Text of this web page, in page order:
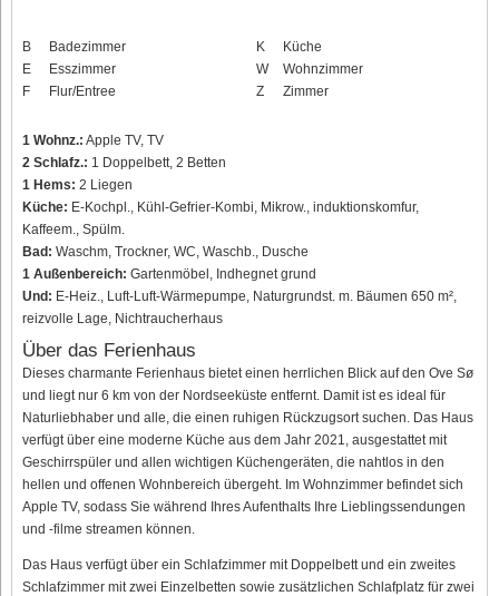
B
Badezimmer
E
Esszimmer
F
Flur/Entree
K
Küche
W
Wohnzimmer
Z
Zimmer
1 Wohnz.: Apple TV, TV
2 Schlafz.: 1 Doppelbett, 2 Betten
1 Hems: 2 Liegen
Küche: E-Kochpl., Kühl-Gefrier-Kombi, Mikrow., induktionskomfur,
Kaffeem., Spülm.
Bad: Waschm, Trockner, WC, Waschb., Dusche
1 Außenbereich: Gartenmöbel, Indhegnet grund
Und: E-Heiz., Luft-Luft-Wärmepumpe, Naturgrundst. m. Bäumen 650 m²,
reizvolle Lage, Nichtraucherhaus
Über das Ferienhaus
Dieses charmante Ferienhaus bietet einen herrlichen Blick auf den Ove Sø
und liegt nur 6 km von der Nordseeküste entfernt. Damit ist es ideal für
Naturliebhaber und alle, die einen ruhigen Rückzugsort suchen. Das Haus
verfügt über eine moderne Küche aus dem Jahr 2021, ausgestattet mit
Geschirrspüler und allen wichtigen Küchengeräten, die nahtlos in den
hellen und offenen Wohnbereich übergeht. Im Wohnzimmer befindet sich
Apple TV, sodass Sie während Ihres Aufenthalts Ihre Lieblingssendungen
und -filme streamen können.
Das Haus verfügt über ein Schlafzimmer mit Doppelbett und ein zweites
Schlafzimmer mit zwei Einzelbetten sowie zusätzlichen Schlafplatz für zwei